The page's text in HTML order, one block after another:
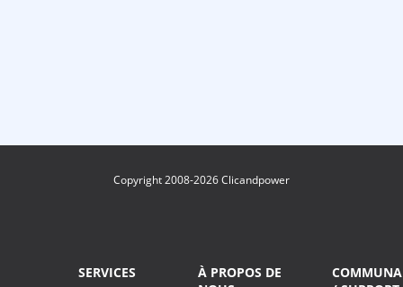
Copyright 2008-2026 Clicandpower
SERVICES
À PROPOS DE